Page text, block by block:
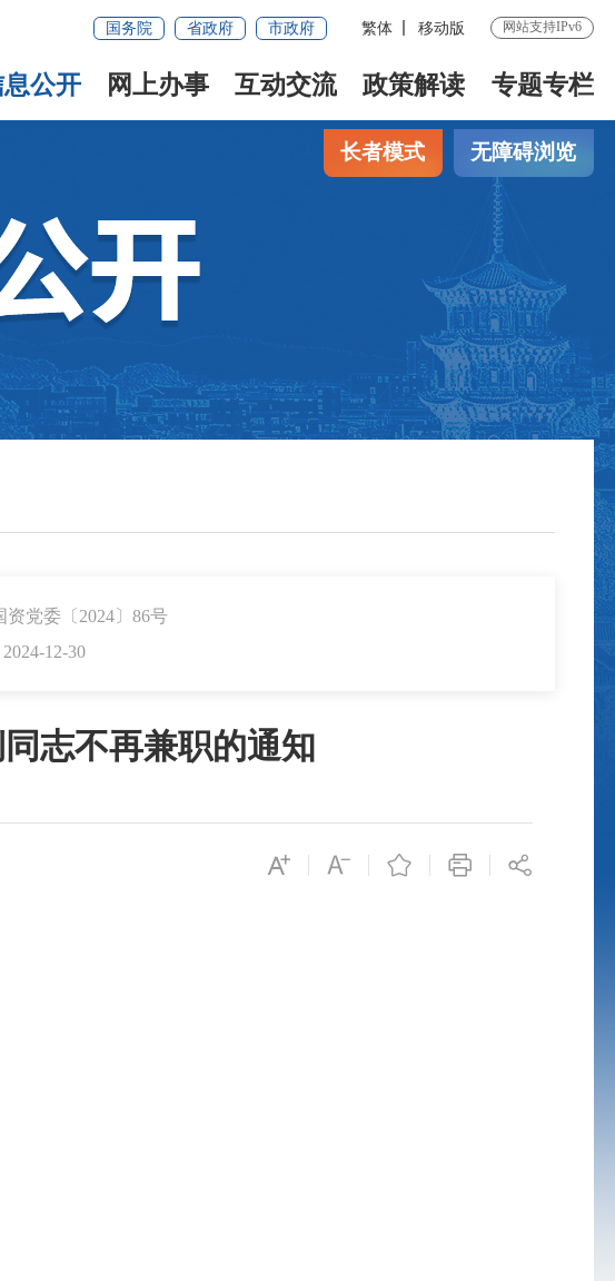
国务院 省政府 市政府 繁体 移动版 网站支持IPv6
公开 网上办事 互动交流 政策解读 专题专栏
长者模式 无障碍浏览
党委〔2024〕86号
12-30
志不再兼职的通知